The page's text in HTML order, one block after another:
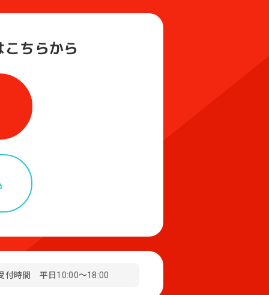
こちらから
付時間 平日10:00～18:00